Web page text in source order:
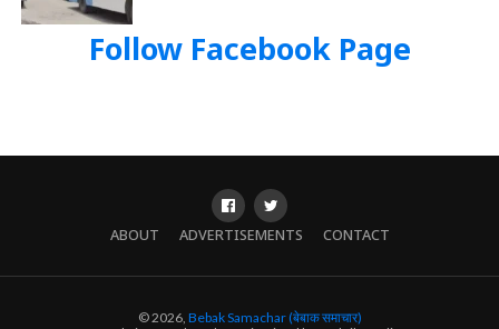
Follow Facebook Page
ABOUT ADVERTISEMENTS CONTACT
© 2026, Bebak Samachar (बेबाक समाचार)